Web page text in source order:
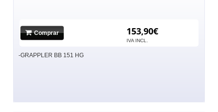
Comprar 153,90€
IVA INCL.
-GRAPPLER BB 151 HG